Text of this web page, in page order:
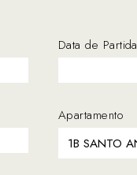
Data de Partida
Apartamento